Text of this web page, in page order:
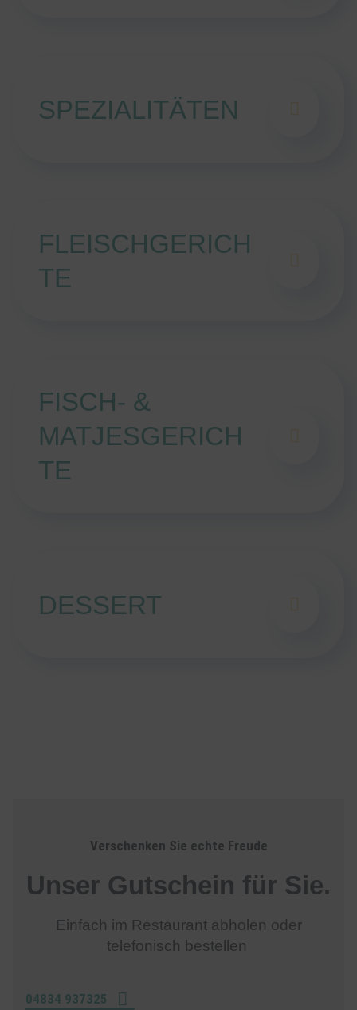
SPEZIALITÄTEN
FLEISCHGERICH
TE
FISCH- &
MATJESGERICH
TE
DESSERT
Verschenken Sie echte Freude
Unser Gutschein für Sie.
Einfach im Restaurant abholen oder
telefonisch bestellen
04834 937325